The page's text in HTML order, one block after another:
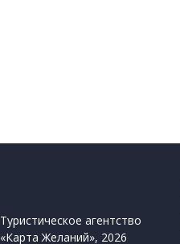
Туристическое агентство
«Карта Желаний», 2026